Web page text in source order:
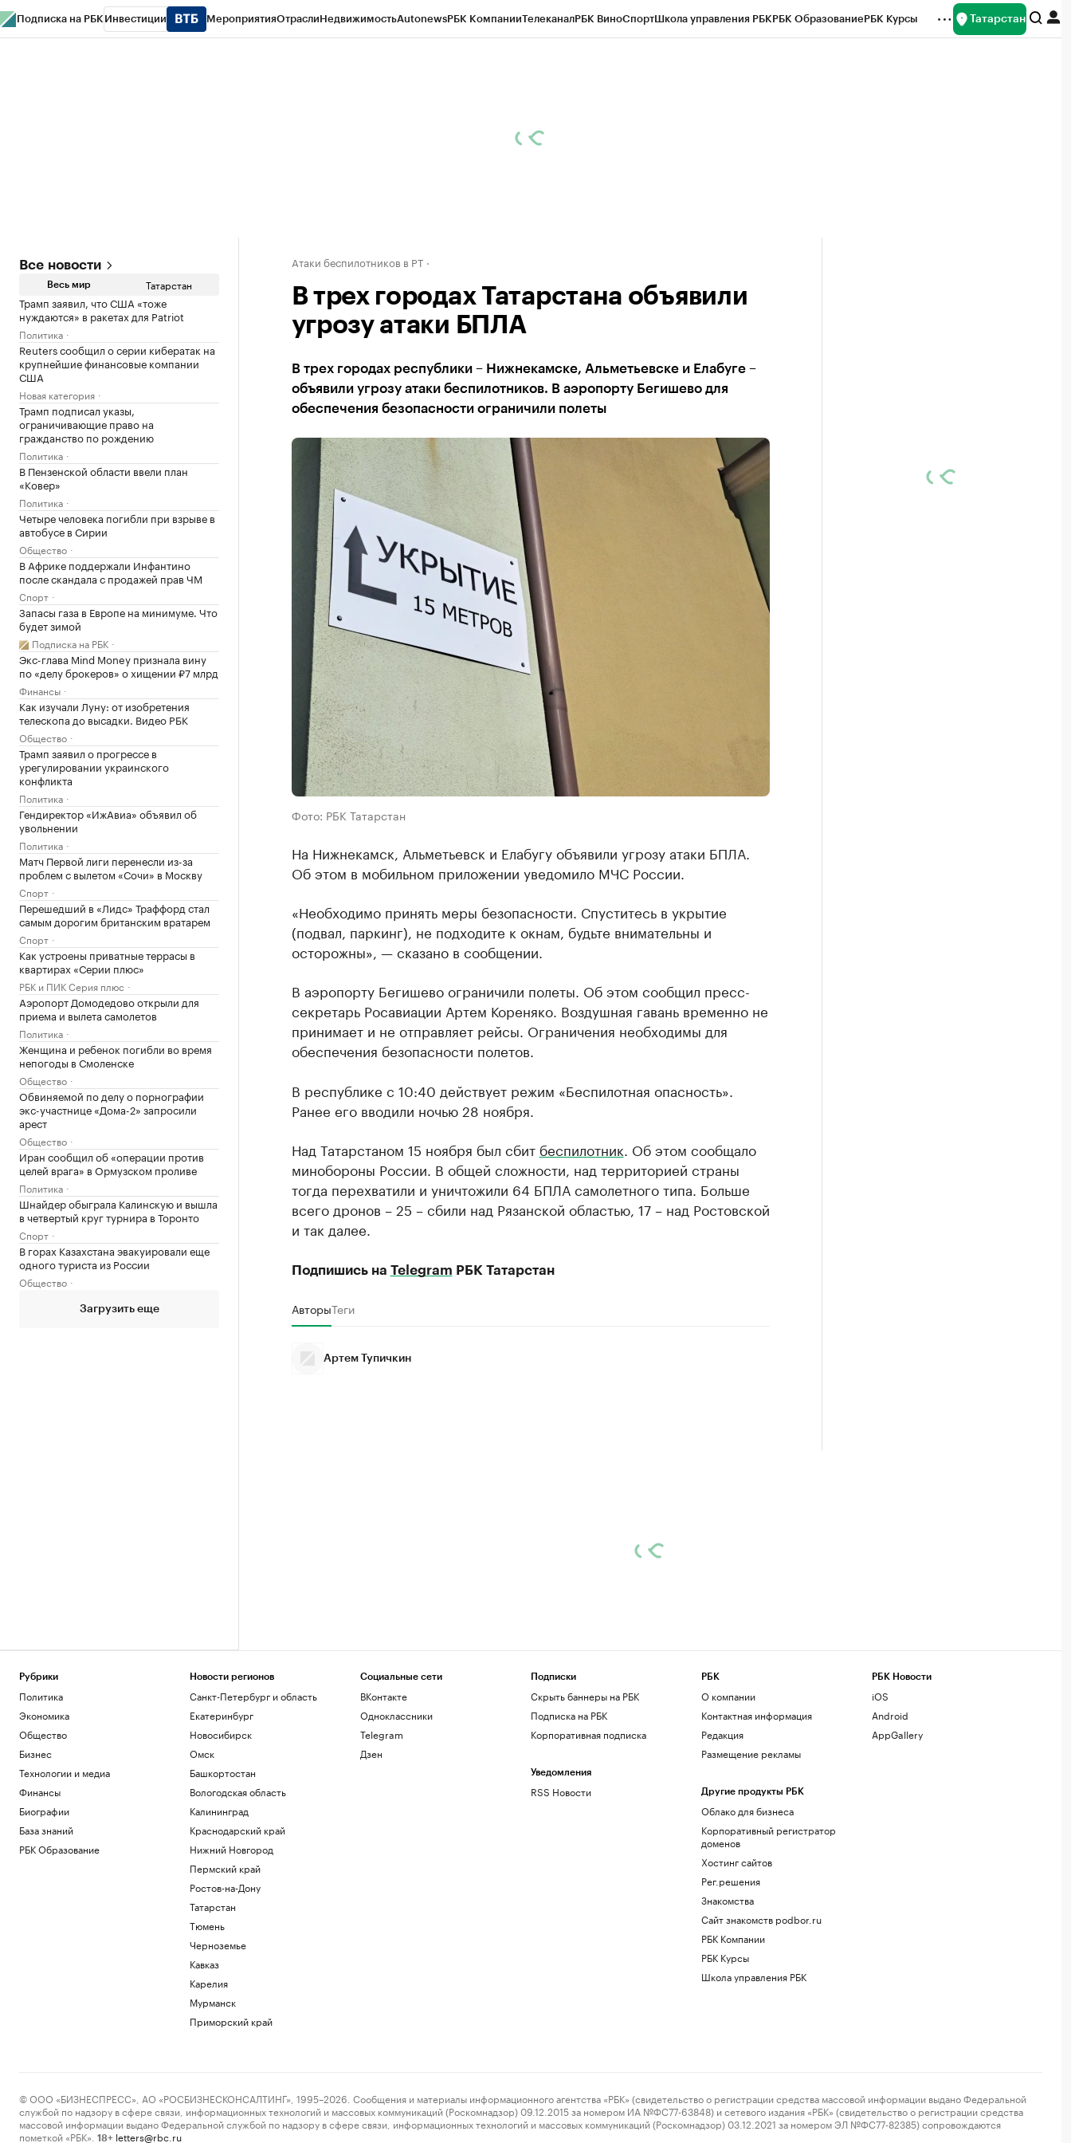
Подписка на РБК Инвестиции МероприятияОтраслиНедвижимостьAutonewsРБК КомпанииТелеканалРБК ВиноСпортШкола управления РБКРБК ОбразованиеРБК Курсы Татарстан
Все новости
Весь мир Татарстан
Трамп заявил, что США «тоже
нуждаются» в ракетах для Patriot
Политика
Reuters сообщил о серии кибератак на
крупнейшие финансовые компании
США
Новая категория
Трамп подписал указы,
ограничивающие право на
гражданство по рождению
Политика
В Пензенской области ввели план
«Ковер»
Политика
Четыре человека погибли при взрыве в
автобусе в Сирии
Общество
В Африке поддержали Инфантино
после скандала с продажей прав ЧМ
Спорт
Запасы газа в Европе на минимуме. Что
будет зимой
Подписка на РБК
Экс-глава Mind Money признала вину
по «делу брокеров» о хищении ₽7 млрд
Финансы
Как изучали Луну: от изобретения
телескопа до высадки. Видео РБК
Общество
Трамп заявил о прогрессе в
урегулировании украинского
конфликта
Политика
Гендиректор «ИжАвиа» объявил об
увольнении
Политика
Матч Первой лиги перенесли из-за
проблем с вылетом «Сочи» в Москву
Спорт
Перешедший в «Лидс» Траффорд стал
самым дорогим британским вратарем
Спорт
Как устроены приватные террасы в
квартирах «Серии плюс»
РБК и ПИК Серия плюс
Аэропорт Домодедово открыли для
приема и вылета самолетов
Политика
Женщина и ребенок погибли во время
непогоды в Смоленске
Общество
Обвиняемой по делу о порнографии
экс-участнице «Дома-2» запросили
арест
Общество
Иран сообщил об «операции против
целей врага» в Ормузском проливе
Политика
Шнайдер обыграла Калинскую и вышла
в четвертый круг турнира в Торонто
Спорт
В горах Казахстана эвакуировали еще
одного туриста из России
Общество
Загрузить еще
Атаки беспилотников в РТ
В трех городах Татарстана объявили
угрозу атаки БПЛА
В трех городах республики – Нижнекамске, Альметьевске и Елабуге –
объявили угрозу атаки беспилотников. В аэропорту Бегишево для
обеспечения безопасности ограничили полеты
Фото: РБК Татарстан
На Нижнекамск, Альметьевск и Елабугу объявили угрозу атаки БПЛА.
Об этом в мобильном приложении уведомило МЧС России.
«Необходимо принять меры безопасности. Спуститесь в укрытие
(подвал, паркинг), не подходите к окнам, будьте внимательны и
осторожны», — сказано в сообщении.
В аэропорту Бегишево ограничили полеты. Об этом сообщил пресс-
секретарь Росавиации Артем Кореняко. Воздушная гавань временно не
принимает и не отправляет рейсы. Ограничения необходимы для
обеспечения безопасности полетов.
В республике с 10:40 действует режим «Беспилотная опасность».
Ранее его вводили ночью 28 ноября.
Над Татарстаном 15 ноября был сбит беспилотник . Об этом сообщало
минобороны России. В общей сложности, над территорией страны
тогда перехватили и уничтожили 64 БПЛА самолетного типа. Больше
всего дронов – 25 – сбили над Рязанской областью, 17 – над Ростовской
и так далее.
Подпишись на Telegram РБК Татарстан
АвторыТеги
Артем Тупичкин
Рубрики
Политика
Экономика
Общество
Бизнес
Технологии и медиа
Финансы
Биографии
База знаний
РБК Образование
Новости регионов
Санкт-Петербург и область
Екатеринбург
Новосибирск
Омск
Башкортостан
Вологодская область
Калининград
Краснодарский край
Нижний Новгород
Пермский край
Ростов-на-Дону
Татарстан
Тюмень
Черноземье
Кавказ
Карелия
Мурманск
Приморский край
Социальные сети
ВКонтакте
Одноклассники
Telegram
Дзен
Подписки
Скрыть баннеры на РБК
Подписка на РБК
Корпоративная подписка
Уведомления
RSS Новости
РБК
О компании
Контактная информация
Редакция
Размещение рекламы
Другие продукты РБК
Облако для бизнеса
Корпоративный регистратор
доменов
Хостинг сайтов
Рег.решения
Знакомства
Сайт знакомств podbor.ru
РБК Компании
РБК Курсы
Школа управления РБК
РБК Новости
iOS
Android
AppGallery
© ООО «БИЗНЕСПРЕСС», АО «РОСБИЗНЕСКОНСАЛТИНГ», 1995–2026. Сообщения и материалы информационного агентства «РБК» (свидетельство о регистрации средства массовой информации выдано Федеральной
службой по надзору в сфере связи, информационных технологий и массовых коммуникаций (Роскомнадзор) 09.12.2015 за номером ИА №ФС77-63848) и сетевого издания «РБК» (свидетельство о регистрации средства
массовой информации выдано Федеральной службой по надзору в сфере связи, информационных технологий и массовых коммуникаций (Роскомнадзор) 03.12.2021 за номером ЭЛ №ФС77-82385) сопровождаются
пометкой «РБК».
18+ letters@rbc.ru